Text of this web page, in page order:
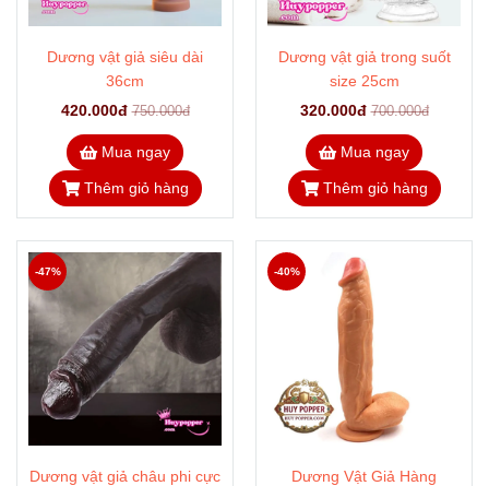
Dương vật giả siêu dài
36cm
420.000đ 750.000đ
Mua ngay
Thêm giỏ hàng
Dương vật giả trong suốt
size 25cm
320.000đ 700.000đ
Mua ngay
Thêm giỏ hàng
Dương vật giả châu phi cực
-47%
Dương Vật Giả Hàng
-40%